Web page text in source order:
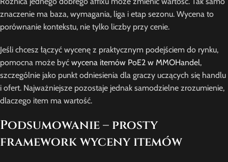
znaczenie ma baza, wymagania, liga i etap sezonu. Wycena to
porównanie kontekstu, nie tylko liczby przy cenie.
Jeśli chcesz łączyć wycenę z praktycznym podejściem do rynku,
pomocna może być wycena itemów PoE2 w MMOHandel,
szczególnie jako punkt odniesienia dla graczy uczących się handlu
i ofert. Najważniejsze pozostaje jednak samodzielne zrozumienie,
dlaczego item ma wartość.
Podsumowanie – prosty
framework wyceny itemów